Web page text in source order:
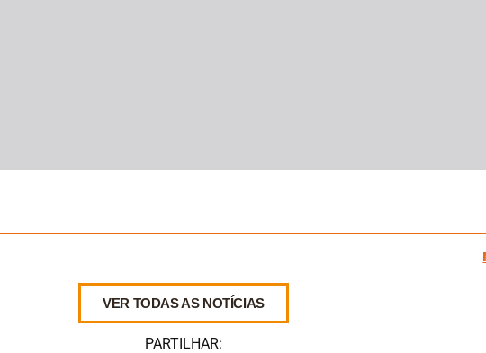
VER TODAS AS NOTÍCIAS
PARTILHAR: